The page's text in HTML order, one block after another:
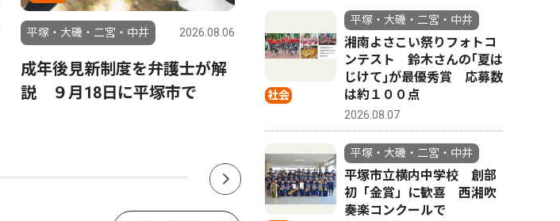
平塚・大磯・二宮・中井 2026.08.06
成年後見新制度を弁護士が解
説 ９月18日に平塚市で
平塚・大磯・二宮・中井 2026.07.31
金目中・花待さん土沢中・荻
野さん 全国・関東で活躍誓
う 1500ｍと100ｍに出場
中郡（大
社会
平塚・大磯・二宮・中井
湘南よさこい祭りフォトコ
ンテスト 鈴木さんの｢夏は
じけて｣が最優秀賞 応募数
は約１００点
2026.08.07
平塚・大磯・二宮・中井
平塚市立横内中学校 創部
初「金賞」に歓喜 西湘吹
奏楽コンクールで